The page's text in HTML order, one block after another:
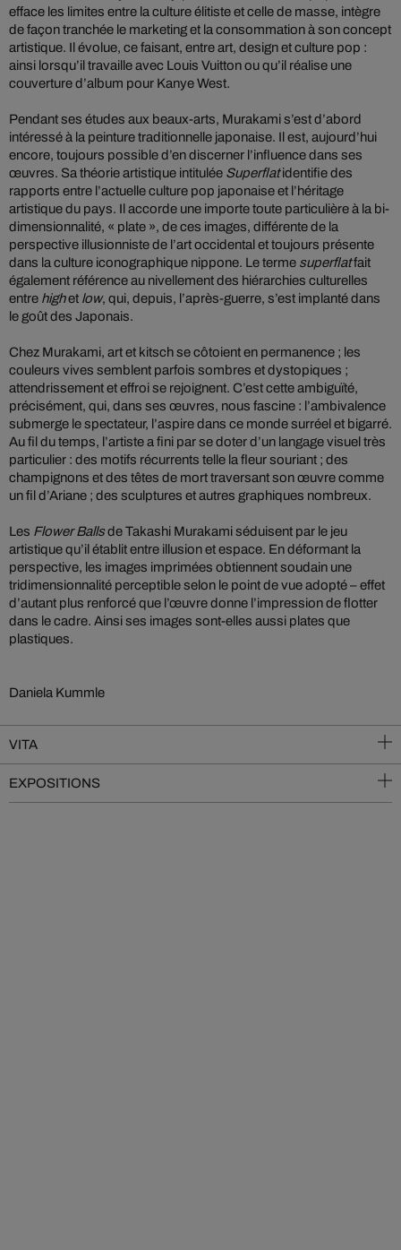
efface les limites entre la culture élitiste et celle de masse, intègre
de façon tranchée le marketing et la consommation à son concept
artistique. Il évolue, ce faisant, entre art, design et culture pop :
ainsi lorsqu’il travaille avec Louis Vuitton ou qu’il réalise une
couverture d’album pour Kanye West.
Pendant ses études aux beaux-arts, Murakami s’est d’abord
intéressé à la peinture traditionnelle japonaise. Il est, aujourd’hui
encore, toujours possible d’en discerner l’influence dans ses
œuvres. Sa théorie artistique intitulée Superflatidentifie des
rapports entre l’actuelle culture pop japonaise et l’héritage
artistique du pays. Il accorde une importe toute particulière à la bi-
dimensionnalité, « plate », de ces images, différente de la
perspective illusionniste de l’art occidental et toujours présente
dans la culture iconographique nippone. Le terme superflatfait
également référence au nivellement des hiérarchies culturelles
entre highet low, qui, depuis, l’après-guerre, s’est implanté dans
le goût des Japonais.
Chez Murakami, art et kitsch se côtoient en permanence ; les
couleurs vives semblent parfois sombres et dystopiques ;
attendrissement et effroi se rejoignent. C’est cette ambiguïté,
précisément, qui, dans ses œuvres, nous fascine : l’ambivalence
submerge le spectateur, l’aspire dans ce monde surréel et bigarré.
Au fil du temps, l’artiste a fini par se doter d’un langage visuel très
particulier : des motifs récurrents telle la fleur souriant ; des
champignons et des têtes de mort traversant son œuvre comme
un fil d’Ariane ; des sculptures et autres graphiques nombreux.
Les Flower Ballsde Takashi Murakami séduisent par le jeu
artistique qu’il établit entre illusion et espace. En déformant la
perspective, les images imprimées obtiennent soudain une
tridimensionnalité perceptible selon le point de vue adopté – effet
d’autant plus renforcé que l’œuvre donne l’impression de flotter
dans le cadre. Ainsi ses images sont-elles aussi plates que
plastiques.
Daniela Kummle
VITA
EXPOSITIONS